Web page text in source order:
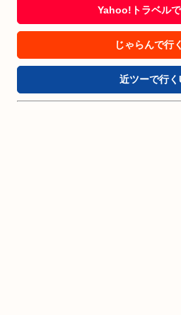
Yahoo!トラベル
じゃらんで行
近ツーで行く